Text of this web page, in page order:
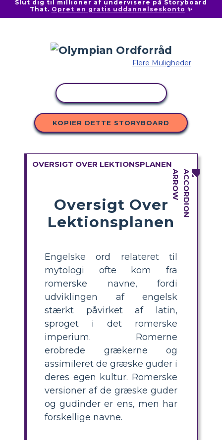
Slut dig til millioner af undervisere på Storyboard
That. Opret en gratis uddannelseskonto ✨
Flere Muligheder
KOPIER DETTE STORYBOARD
OVERSIGT OVER LEKTIONSPLANEN
Oversigt Over
Lektionsplanen
Engelske ord relateret til
mytologi ofte kom fra
romerske navne, fordi
udviklingen af ​​engelsk
stærkt påvirket af latin,
sproget i det romerske
imperium. Romerne
erobrede grækerne og
assimileret de græske guder i
deres egen kultur. Romerske
versioner af de græske guder
og gudinder er ens, men har
forskellige navne.